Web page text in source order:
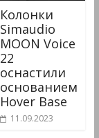
Колонки
Simaudio
MOON Voice
22
оснастили
основанием
Hover Base
11.09.2023